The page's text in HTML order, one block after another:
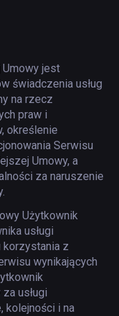
jest
świadczenia usług
na rzecz
praw i
określenie
Serwisu
Umowy, a
za naruszenie
Użytkownik
usługi
korzystania z
wynikających
usługi
kolejności i na